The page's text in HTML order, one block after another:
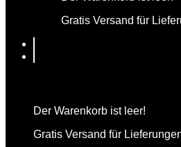
Gratis Versand für
Der Warenkorb ist leer!
Gratis Versand für